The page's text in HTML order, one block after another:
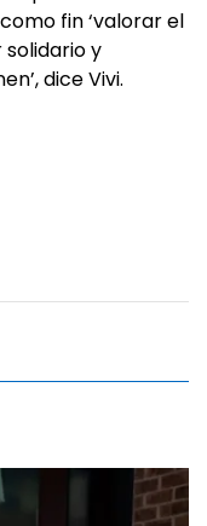
fin ‘valorar el
y
dice Vivi.